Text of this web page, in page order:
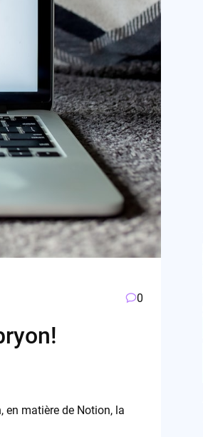
0
en matière de Notion, la